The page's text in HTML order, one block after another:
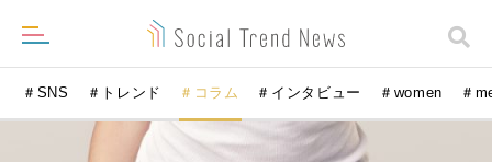
＃SNS ＃トレンド ＃コラム ＃インタビュー ＃women ＃